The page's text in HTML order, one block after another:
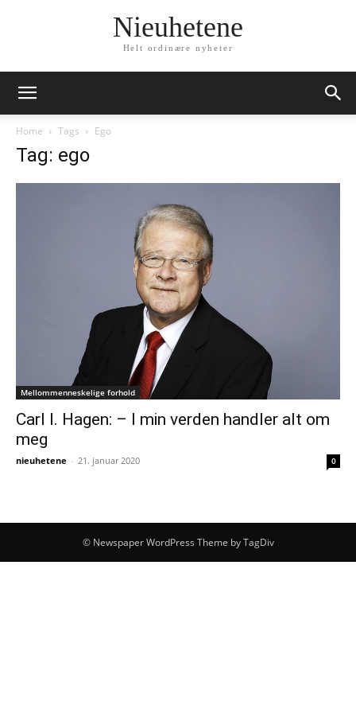
Nieuhetene
Helt ordinære nyheter
Home Tags Ego
Tag: ego
Mellommenneskelige forhold
Carl I. Hagen: – I min verden handler alt om
meg
nieuhetene - 21. januar 2020 0
© Newspaper WordPress Theme by TagDiv